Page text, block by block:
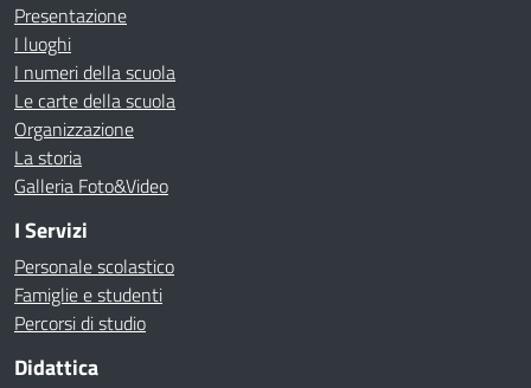
Presentazione
I luoghi
I numeri della scuola
Le carte della scuola
Organizzazione
La storia
Galleria Foto&Video
I Servizi
Personale scolastico
Famiglie e studenti
Percorsi di studio
Didattica